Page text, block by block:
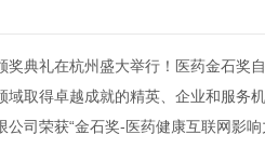
典礼在杭州盛大举行！医药金石奖
域取得卓越成就的精英、企业和服务
司荣获“金石奖-医药健康互联网影响